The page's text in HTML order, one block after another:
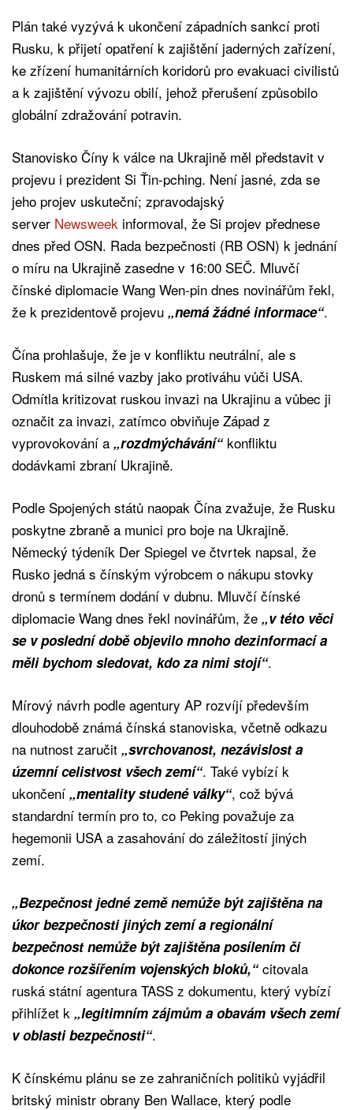
Plán také vyzývá k ukončení západních sankcí proti
Rusku, k přijetí opatření k zajištění jaderných zařízení,
ke zřízení humanitárních koridorů pro evakuaci civilistů
a k zajištění vývozu obilí, jehož přerušení způsobilo
globální zdražování potravin.
Stanovisko Číny k válce na Ukrajině měl představit v
projevu i prezident Si Ťin-pching. Není jasné, zda se
jeho projev uskuteční; zpravodajský
server Newsweek informoval, že Si projev přednese
dnes před OSN. Rada bezpečnosti (RB OSN) k jednání
o míru na Ukrajině zasedne v 16:00 SEČ. Mluvčí
čínské diplomacie Wang Wen-pin dnes novinářům řekl,
že k prezidentově projevu „nemá žádné informace“.
Čína prohlašuje, že je v konfliktu neutrální, ale s
Ruskem má silné vazby jako protiváhu vůči USA.
Odmítla kritizovat ruskou invazi na Ukrajinu a vůbec ji
označit za invazi, zatímco obviňuje Západ z
vyprovokování a „rozdmýchávání“konfliktu
dodávkami zbraní Ukrajině.
Podle Spojených států naopak Čína zvažuje, že Rusku
poskytne zbraně a munici pro boje na Ukrajině.
Německý týdeník Der Spiegel ve čtvrtek napsal, že
Rusko jedná s čínským výrobcem o nákupu stovky
dronů s termínem dodání v dubnu. Mluvčí čínské
diplomacie Wang dnes řekl novinářům, že „v této věci
se v poslední době objevilo mnoho dezinformací a
měli bychom sledovat, kdo za nimi stojí“.
Mírový návrh podle agentury AP rozvíjí především
dlouhodobě známá čínská stanoviska, včetně odkazu
na nutnost zaručit „svrchovanost, nezávislost a
územní celistvost všech zemí“. Také vybízí k
ukončení „mentality studené války“, což bývá
standardní termín pro to, co Peking považuje za
hegemonii USA a zasahování do záležitostí jiných
zemí.
„Bezpečnost jedné země nemůže být zajištěna na
úkor bezpečnosti jiných zemí a regionální
bezpečnost nemůže být zajištěna posílením či
dokonce rozšířením vojenských bloků,“citovala
ruská státní agentura TASS z dokumentu, který vybízí
přihlížet k „legitimním zájmům a obavám všech zemí
v oblasti bezpečnosti“.
K čínskému plánu se ze zahraničních politiků vyjádřil
britský ministr obrany Ben Wallace, který podle